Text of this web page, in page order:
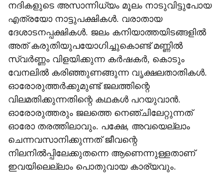
നദികളുടെ അസാന്നിധ്യം മൂലം നാടുവിട്ടുപോയ
എത്രയോ നാട്ടുപക്ഷികള്‍. വരാതായ
ദേശാടനപ്പക്ഷികള്‍. ജലം കനിയാത്തയിടങ്ങളില്‍
അത് കരുതിയുപയോഗിച്ചുകൊണ്ട് മണ്ണില്‍
സ്വര്‍ണ്ണം വിളയിക്കുന്ന കര്‍ഷകര്‍, കൊടും
വേനലില്‍ കരിഞ്ഞുണങ്ങുന്ന വൃക്ഷലതാതികള്‍.
ഓരോരുത്തര്‍ക്കുമുണ്ട് ജലത്തിന്റെ
വിലമതിക്കുന്നതിന്റെ കഥകള്‍ പറയുവാന്‍.
ഓരോരുത്തരും ജലത്തെ നെഞ്ചിലേറ്റുന്നത്
ഓരോ തരത്തിലാവും. പക്ഷേ, അവയെല്ലാം
ചെന്നവസാനിക്കുന്നത് ജീവന്റെ
നിലനില്‍പ്പിലേക്കുതന്നെ ആണെന്നുള്ളതാണ്
ഇവയിലെല്ലാം പൊതുവായ കാര്യവും.